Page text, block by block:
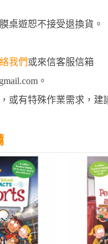
桌遊恕不接受退換貨。
我們或來信客服信箱
。
或有特殊作業需求，建